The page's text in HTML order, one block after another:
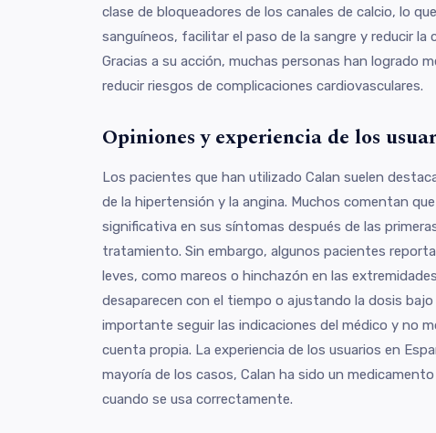
clase de bloqueadores de los canales de calcio, lo
sanguíneos, facilitar el paso de la sangre y reducir la
Gracias a su acción, muchas personas han logrado
reducir riesgos de complicaciones cardiovasculares.
Opiniones y experiencia de los
Los pacientes que han utilizado Calan suelen
de la hipertensión y la angina. Muchos comentan
significativa en sus síntomas después de las
tratamiento. Sin embargo, algunos pacientes
leves, como mareos o hinchazón en las
desaparecen con el tiempo o ajustando la dosis bajo
importante seguir las indicaciones del médico y no
cuenta propia. La experiencia de los usuarios en
mayoría de los casos, Calan ha sido un
cuando se usa correctamente.